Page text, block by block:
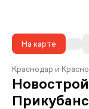
На карте
Краснодар и